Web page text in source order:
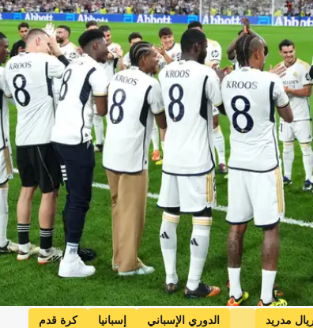
مدريد الدوري الإسباني إسبانيا كرة قدم